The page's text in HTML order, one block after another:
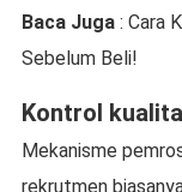
Baca Juga: Cara
Sebelum Beli!
Kontrol
Mekanisme
rekrutmen